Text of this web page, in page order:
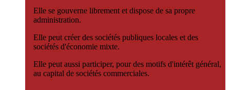
Elle se gouverne librement et dispose de sa propre
administration.
Elle peut créer des sociétés publiques locales et des
sociétés d'économie mixte.
Elle peut aussi participer, pour des motifs d'intérêt général,
au capital de sociétés commerciales.